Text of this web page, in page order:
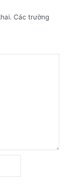
Các trường